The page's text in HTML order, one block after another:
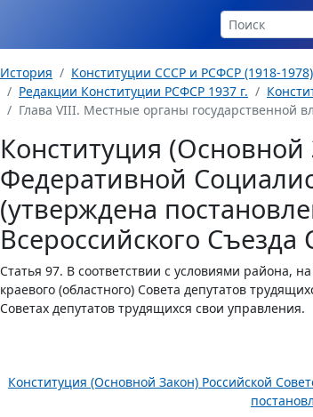
История Конституции СССР и РСФСР (1918-1978)
Редакции Конституции РСФСР 1937 г.
Глава VIII. Местные органы государственной
Конституция (Основной
Федеративной
(утверждена
Всероссийского Съезда
Статья 97. В соответствии с условиями района,
краевого (областного) Совета депутатов
Советах депутатов трудящихся свои управления.
Конституция (Основной Закон) Российской